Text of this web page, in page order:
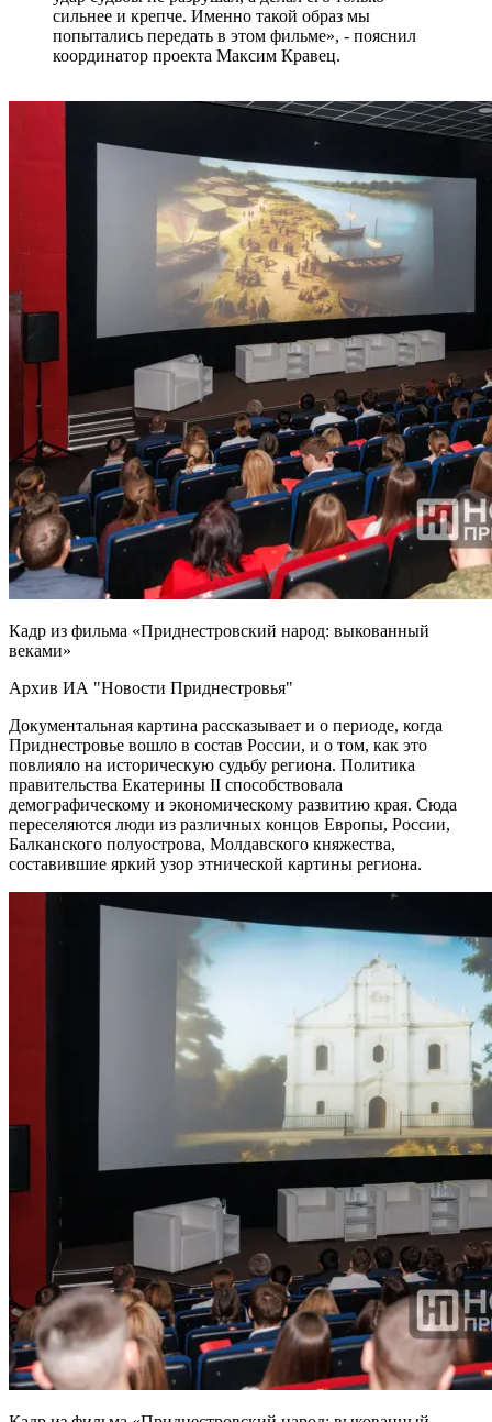
сильнее и крепче. Именно такой образ мы
попытались передать в этом фильме», - пояснил
координатор проекта Максим Кравец.
Кадр из фильма «Приднестровский народ: выкованный
веками»
Архив ИА "Новости Приднестровья"
Документальная картина рассказывает и о периоде, когда
Приднестровье вошло в состав России, и о том, как это
повлияло на историческую судьбу региона. Политика
правительства Екатерины II способствовала
демографическому и экономическому развитию края. Сюда
переселяются люди из различных концов Европы, России,
Балканского полуострова, Молдавского княжества,
составившие яркий узор этнической картины региона.